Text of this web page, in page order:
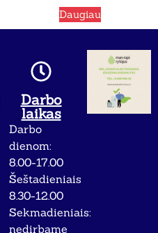
Daugiau
Darbo
laikas
Darbo
dienom:
8.00-17.00
Šeštadieniais
8.30-12.00
Sekmadieniais:
nedirbame